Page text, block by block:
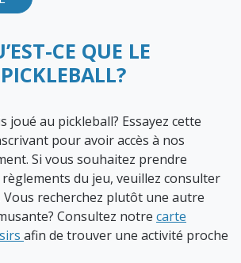
CE QUE LE
PICKLEBALL?
joué au pickleball? Essayez cette
pour avoir accès à nos
Si vous souhaitez prendre
du jeu, veuillez consulter
Vous recherchez plutôt une autre
Consultez notre carte
afin de trouver une activité proche